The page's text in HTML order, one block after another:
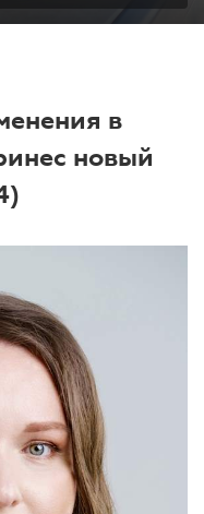
в
новый